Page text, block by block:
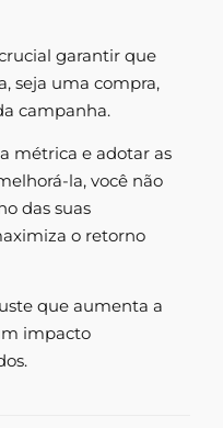
garantir que
seja uma compra,
campanha.
métrica e adotar as
la, você não
das suas
o retorno
que aumenta a
impacto